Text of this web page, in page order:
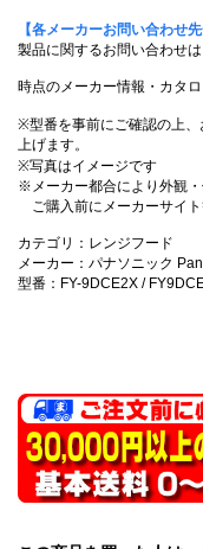
【各メーカーお問い合わせ先
製品に関するお問い合わせ
時点のメーカー情報・カタ
※型番を事前にご確認の上、
上げます。
※写真はイメージです
※メーカー都合により外観・
ご購入前にメーカーサイト
カテゴリ：レンジフード
メーカー：パナソニック
型番：FY-9DCE2X /